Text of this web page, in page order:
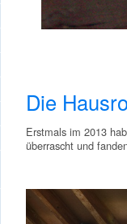
Die
Erstmals im 2013
überrascht und